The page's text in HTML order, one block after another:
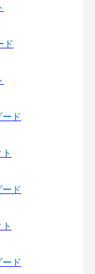
ド
ド
ド
ド